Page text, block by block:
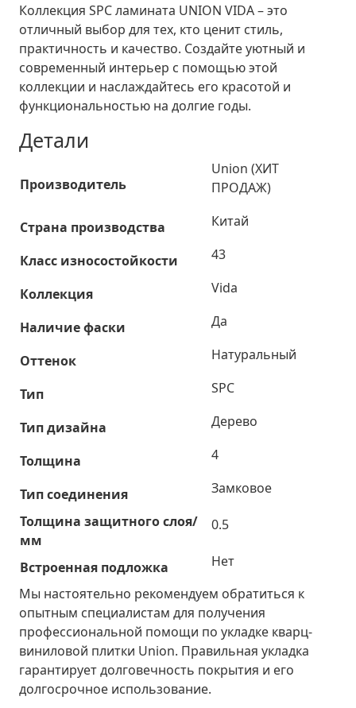
Коллекция SPC ламината UNION VIDA – это
отличный выбор для тех, кто ценит стиль,
практичность и качество. Создайте уютный и
современный интерьер с помощью этой
коллекции и наслаждайтесь его красотой и
функциональностью на долгие годы.
Детали
Производитель
Union (ХИТ
ПРОДАЖ)
Страна производства Китай
Класс износостойкости 43
Коллекция Vida
Наличие фаски Да
Оттенок Натуральный
Тип SPC
Тип дизайна Дерево
Толщина 4
Тип соединения
Замковое
Толщина защитного слоя/
мм
0.5
Встроенная подложка
Нет
Мы настоятельно рекомендуем обратиться к
опытным специалистам для получения
профессиональной помощи по укладке кварц-
виниловой плитки Union. Правильная укладка
гарантирует долговечность покрытия и его
долгосрочное использование.